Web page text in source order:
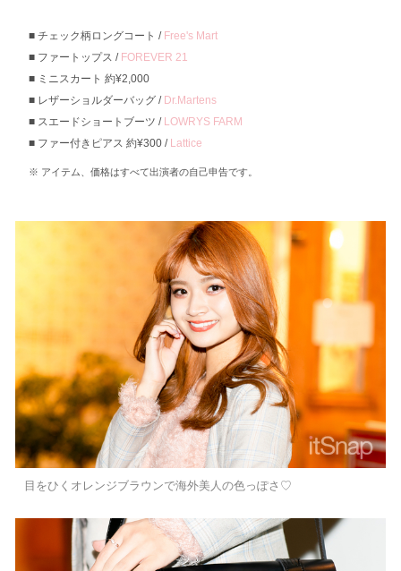
チェック柄ロングコート / Free's Mart
ファートップス / FOREVER 21
ミニスカート 約¥2,000
レザーショルダーバッグ / Dr.Martens
スエードショートブーツ / LOWRYS FARM
ファー付きピアス 約¥300 / Lattice
アイテム、価格はすべて出演者の自己申告です。
目をひくオレンジブラウンで海外美人の色っぽさ♡